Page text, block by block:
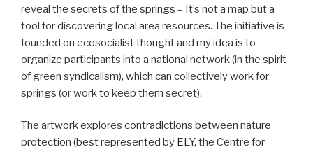
reveal the secrets of the springs – It’s not a map but a
tool for discovering local area resources. The initiative is
founded on ecosocialist thought and my idea is to
organize participants into a national network (in the spirit
of green syndicalism), which can collectively work for
springs (or work to keep them secret).
The artwork explores contradictions between nature
protection (best represented by ELY, the Centre for